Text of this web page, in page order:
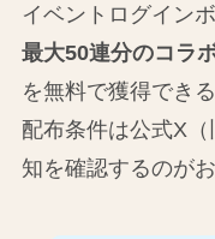
イベントログイン
最大50連分のコラ
を無料で獲得でき
配布条件は公式X
知を確認するのが